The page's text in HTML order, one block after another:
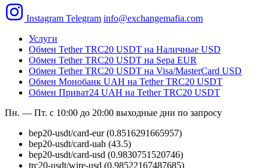
Instagram Telegram info@exchangemafia.com
Услуги
Обмен Tether TRC20 USDT на Наличные USD
Обмен Tether TRC20 USDT на Sepa EUR
Обмен Tether TRC20 USDT на Visa/MasterCard USD
Обмен Монобанк UAH на Tether TRC20 USDT
Обмен Приват24 UAH на Tether TRC20 USDT
Пн. — Пт. с 10:00 до 20:00 выходные дни по запросу
bep20-usdt/card-eur (0.8516291665957)
bep20-usdt/card-uah (43.5)
bep20-usdt/card-usd (0.9830751520746)
trc20-usdt/wire-usd (0.98522167487685)